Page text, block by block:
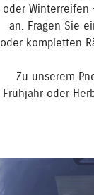
oder Winterreifen
an. Fragen Sie
oder kompletten
Zu unserem
Frühjahr oder